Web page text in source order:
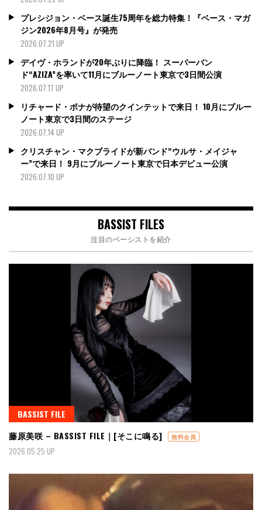
プレシジョン・ベース誕生75周年を総力特集！『ベース・マガ
ジン2026年8月号』が発売
2026.07.21 UP
デイヴ・ホランドが20年ぶりに降臨！ スーパーバン
ド“AZIZA”を率いて11月にブルーノート東京で3日間公演
2026.07.17 UP
リチャード・ボナが待望のクインテットで来日！ 10月にブルー
ノート東京で3日間のステージ
2026.07.14 UP
クリスチャン・マクブライドが新バンド“ウルサ・メイジャ
ー”で来日！ 9月にブルーノート東京で日本デビュー公演
2026.07.10 UP
BASSIST FILES
注目のベーシストを紹介
BASSIST FILE
藤原美咲 – BASSIST FILE｜[そこに鳴る]
無料会員
2026.05.25 UP